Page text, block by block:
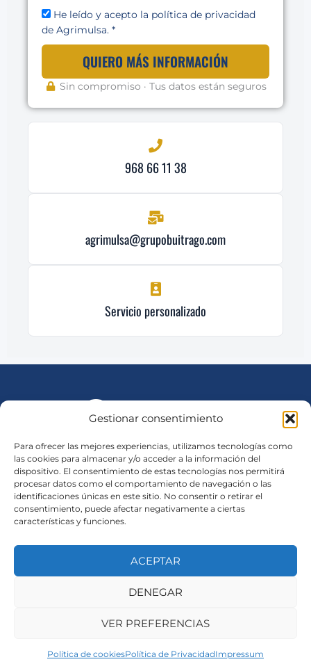
Gestionar consentimiento
Para ofrecer las mejores experiencias, utilizamos tecnologías como
las cookies para almacenar y/o acceder a la información del
dispositivo. El consentimiento de estas tecnologías nos permitirá
procesar datos como el comportamiento de navegación o las
identificaciones únicas en este sitio. No consentir o retirar el
consentimiento, puede afectar negativamente a ciertas
características y funciones.
ACEPTAR
DENEGAR
VER PREFERENCIAS
Política de cookiesPolítica de PrivacidadImpressum
He leído y acepto la política de privacidad
de Agrimulsa. *
QUIERO MÁS INFORMACIÓN
Sin compromiso · Tus datos están seguros
968 66 11 38
agrimulsa@grupobuitrago.com
Servicio personalizado
Consesionario Oficial New Holland en Murcia, Alicante y
Valencia
Sede Central (Mula)
Lunes a Viernes: 07:00-18:30
Sábados: 08:30 - 13:00
Política de Cookies